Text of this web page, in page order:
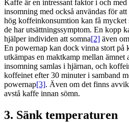
Kaffe är en intressant faktor i och
insomning med också användas för
hög koffeinkonsumtion kan få mycket
de har utsättningssymptom. En kopp
hjälper individen att somna[2] även
En powernap kan dock vinna stort
utkämpas en maktkamp mellan ämnet
insomning samlas i hjärnan, och
koffeinet efter 30 minuter i samband
powernap[3]. Även om det finns
avstå kaffe innan sömn.
3. Sänk temperaturen